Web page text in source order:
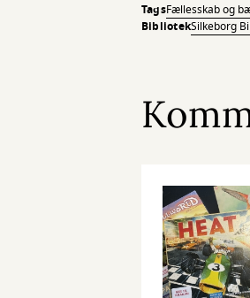
TagsFællesskab og
BibliotekSilkeborg